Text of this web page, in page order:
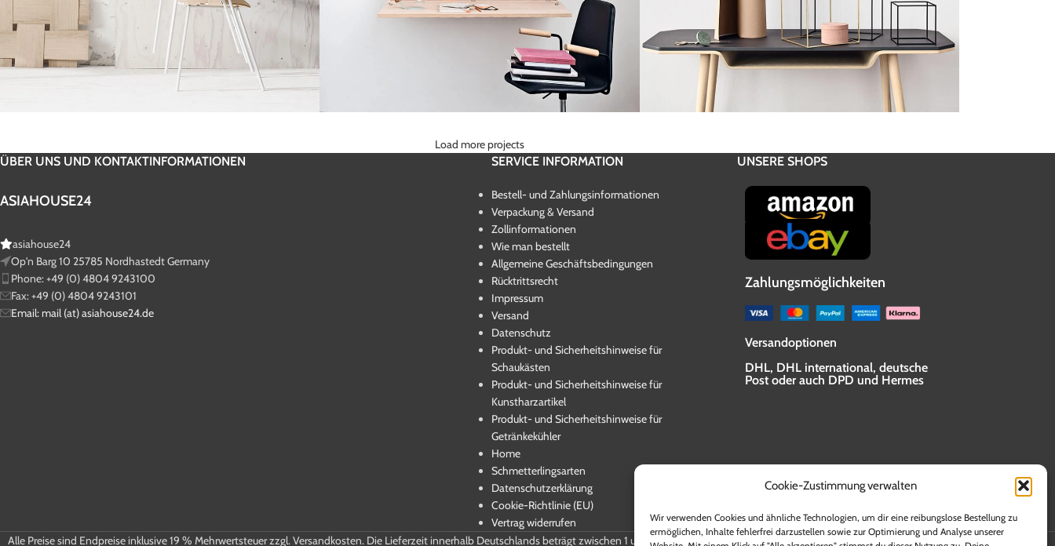
Cookie-Zustimmung verwalten
Wir verwenden Cookies und ähnliche Technologien, um dir eine reibungslose Bestellung zu
ermöglichen, Inhalte fehlerfrei darzustellen sowie zur Optimierung und Analyse unserer
Accessories
Imperdiet mauris a nontin Lighting
Venenatis nam phasellus Kitchen
Leo uteu ullamcorper
Load more projects
ÜBER UNS UND KONTAKTINFORMATIONEN
ASIAHOUSE24
asiahouse24
Op'n Barg 10 25785 Nordhastedt Germany
Phone: +49 (0) 4804 9243100
Fax: +49 (0) 4804 9243101
Email: mail (at) asiahouse24.de
SERVICE INFORMATION
Bestell- und Zahlungsinformationen
Verpackung & Versand
Zollinformationen
Wie man bestellt
Allgemeine Geschäftsbedingungen
Rücktrittsrecht
Impressum
Versand
Datenschutz
Produkt- und Sicherheitshinweise für
Schaukästen
Produkt- und Sicherheitshinweise für
Kunstharzartikel
Produkt- und Sicherheitshinweise für
Getränkekühler
Home
Schmetterlingsarten
Datenschutzerklärung
Cookie-Richtlinie (EU)
Vertrag widerrufen
UNSERE SHOPS
Zahlungsmöglichkeiten
Versandoptionen
DHL, DHL international, deutsche
Post oder auch DPD und Hermes
Alle Preise sind Endpreise inklusive 19 % Mehrwertsteuer zzgl. Versandkosten. Die Lieferzeit innerhalb Deutschlands beträgt zwischen 1 und 5 Werktagen. Lieferzeiten für andere Länder sowie Informationen